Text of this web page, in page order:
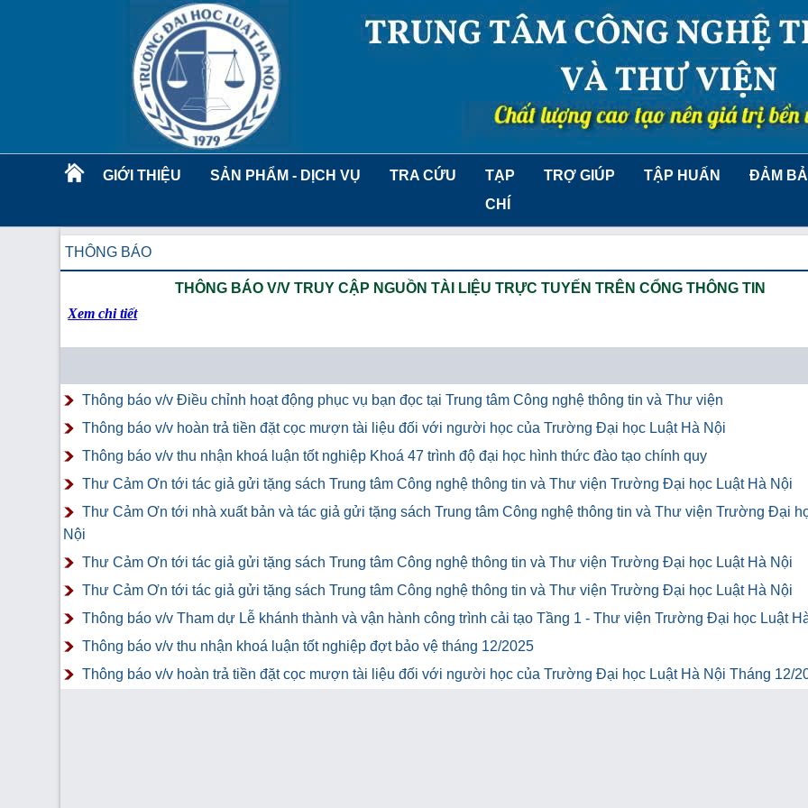
GIỚI THIỆU SẢN PHẨM - DỊCH VỤ TRA CỨU
TẠP
CHÍ
TRỢ GIÚP TẬP HUẤN ĐẢM
THÔNG BÁO
THÔNG BÁO V/V TRUY CẬP NGUỒN TÀI LIỆU TRỰC TUYẾN TRÊN CỔNG THÔNG TIN
Xem chi tiết
Thông báo v/v Điều chỉnh hoạt động phục vụ bạn đọc tại Trung tâm Công nghệ thông tin và Thư viện
Thông báo v/v hoàn trả tiền đặt cọc mượn tài liệu đối với người học của Trường Đại học Luật Hà Nội
Thông báo v/v thu nhận khoá luận tốt nghiệp Khoá 47 trình độ đại học hình thức đào tạo chính quy
Thư Cảm Ơn tới tác giả gửi tặng sách Trung tâm Công nghệ thông tin và Thư viện Trường Đại học Luật Hà Nội
Thư Cảm Ơn tới nhà xuất bản và tác giả gửi tặng sách Trung tâm Công nghệ thông tin và Thư viện Trường Đại
Nội
Thư Cảm Ơn tới tác giả gửi tặng sách Trung tâm Công nghệ thông tin và Thư viện Trường Đại học Luật Hà Nội
Thư Cảm Ơn tới tác giả gửi tặng sách Trung tâm Công nghệ thông tin và Thư viện Trường Đại học Luật Hà Nội
Thông báo v/v Tham dự Lễ khánh thành và vận hành công trình cải tạo Tầng 1 - Thư viện Trường Đại học Luật
Thông báo v/v thu nhận khoá luận tốt nghiệp đợt bảo vệ tháng 12/2025
Thông báo v/v hoàn trả tiền đặt cọc mượn tài liệu đối với người học của Trường Đại học Luật Hà Nội Tháng 12/